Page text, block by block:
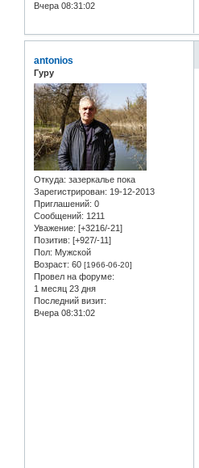
Вчера 08:31:02
antonios
Гуру
Откуда: зазеркалье пока
Зарегистрирован: 19-12-2013
Приглашений: 0
Сообщений: 1211
Уважение: [+3216/-21]
Позитив: [+927/-11]
Пол: Мужской
Возраст: 60 [1966-06-20]
Провел на форуме:
1 месяц 23 дня
Последний визит:
Вчера 08:31:02